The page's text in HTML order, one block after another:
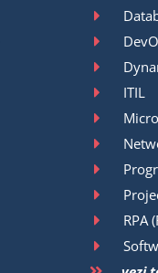
ITIL
RPA